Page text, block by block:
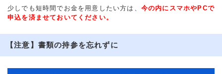
少しでも短時間でお金を用意したい方は、 今の内にスマホやPCで
申込を済ませておいてください。
【注意】書類の持参を忘れずに